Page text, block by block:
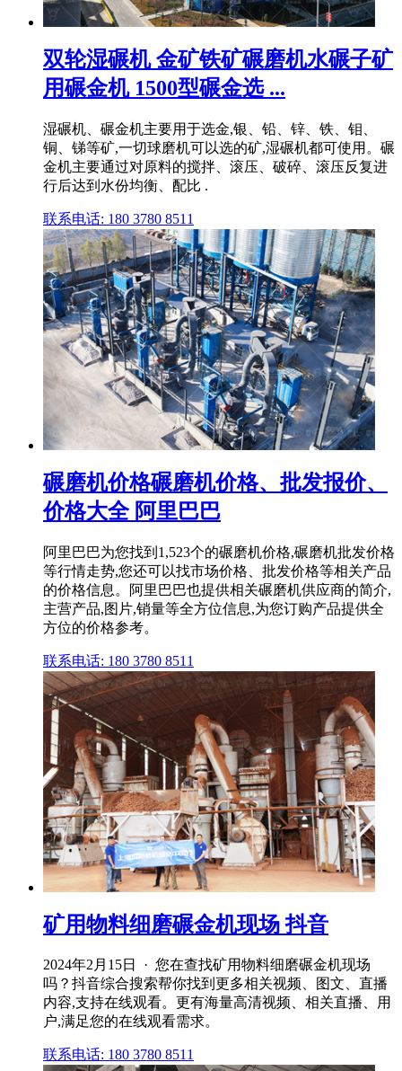
双轮湿碾机 金矿铁矿碾磨机水碾子矿
用碾金机 1500型碾金选 ...
湿碾机、碾金机主要用于选金,银、铅、锌、铁、钼、
铜、锑等矿,一切球磨机可以选的矿,湿碾机都可使用。碾
金机主要通过对原料的搅拌、滚压、破碎、滚压反复进
行后达到水份均衡、配比 .
联系电话: 180 3780 8511
碾磨机价格碾磨机价格、批发报价、
价格大全 阿里巴巴
阿里巴巴为您找到1,523个的碾磨机价格,碾磨机批发价格
等行情走势,您还可以找市场价格、批发价格等相关产品
的价格信息。阿里巴巴也提供相关碾磨机供应商的简介,
主营产品,图片,销量等全方位信息,为您订购产品提供全
方位的价格参考。
联系电话: 180 3780 8511
矿用物料细磨碾金机现场 抖音
2024年2月15日 · 您在查找矿用物料细磨碾金机现场
吗？抖音综合搜索帮你找到更多相关视频、图文、直播
内容,支持在线观看。更有海量高清视频、相关直播、用
户,满足您的在线观看需求。
联系电话: 180 3780 8511